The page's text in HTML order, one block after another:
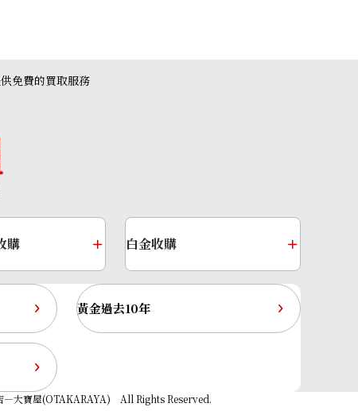
免費的買取服務
黃金過去10年
購 白金收購
大寶屋(OTAKARAYA) All Rights Reserved.